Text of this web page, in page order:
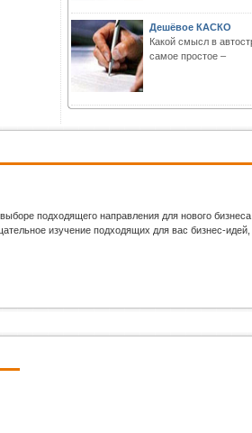
Дешёвое КАСКО
Какой смысл в
самое простое –
подходящего направления для нового
изучение подходящих для вас бизнес-